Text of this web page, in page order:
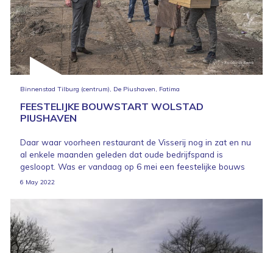
Binnenstad Tilburg (centrum), De Piushaven, Fatima
FEESTELIJKE BOUWSTART WOLSTAD
PIUSHAVEN
Daar waar voorheen restaurant de Visserij nog in zat en nu
al enkele maanden geleden dat oude bedrijfspand is
gesloopt. Was er vandaag op 6 mei een feestelijke bouws
6 May 2022